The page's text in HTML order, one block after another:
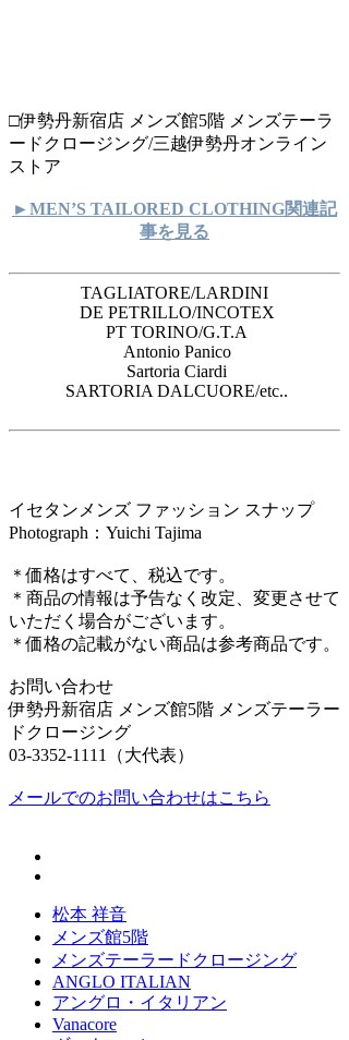
□伊勢丹新宿店 メンズ館5階 メンズテーラ
ードクロージング/三越伊勢丹オンライン
ストア
►MEN’S TAILORED CLOTHING関連記
事を見る
TAGLIATORE/LARDINI
DE PETRILLO/INCOTEX
PT TORINO/G.T.A
Antonio Panico
Sartoria Ciardi
SARTORIA DALCUORE/etc..
イセタンメンズ ファッション スナップ
Photograph：Yuichi Tajima
＊価格はすべて、税込です。
＊商品の情報は予告なく改定、変更させて
いただく場合がございます。
＊価格の記載がない商品は参考商品です。
お問い合わせ
伊勢丹新宿店 メンズ館5階 メンズテーラー
ドクロージング
03-3352-1111（大代表）
メールでのお問い合わせはこちら
松本 祥音
メンズ館5階
メンズテーラードクロージング
ANGLO ITALIAN
アングロ・イタリアン
Vanacore